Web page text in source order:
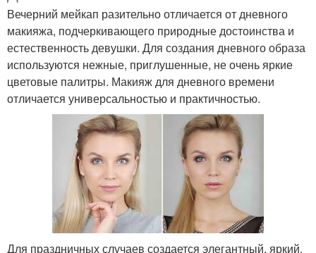
Вечерний мейкап разительно отличается от дневного
макияжа, подчеркивающего природные достоинства и
естественность девушки. Для создания дневного образа
используются нежные, приглушенные, не очень яркие
цветовые палитры. Макияж для дневного времени
отличается универсальностью и практичностью.
Для праздничных случаев создается элегантный, яркий,